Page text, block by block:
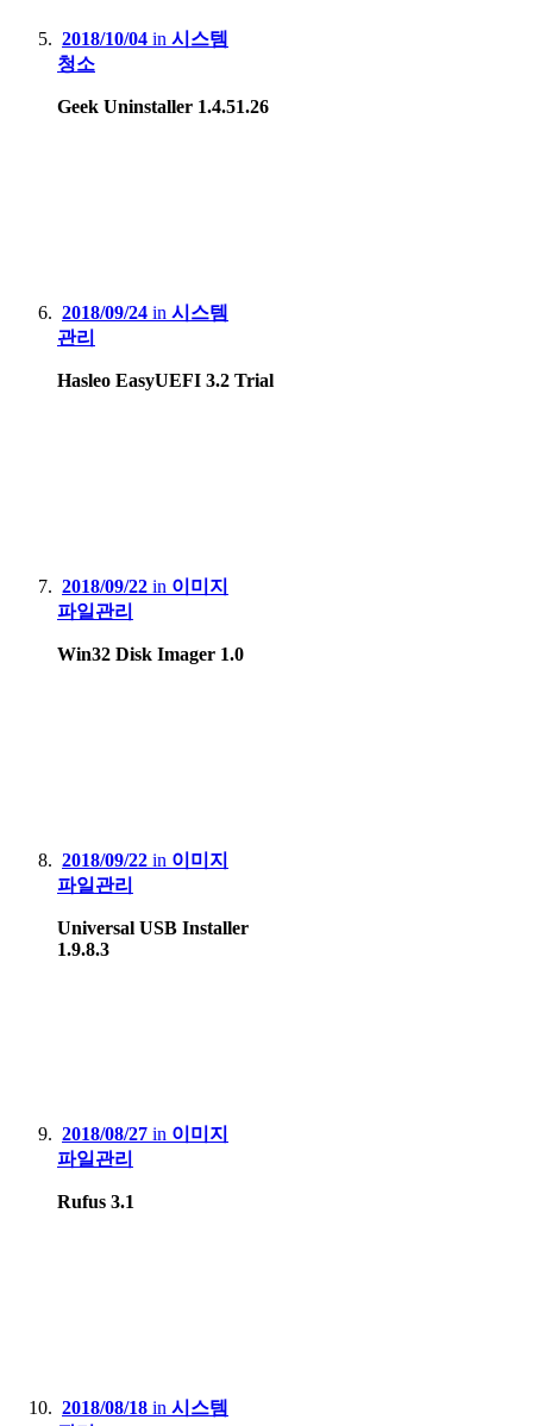
2018/10/04 in 시스템
청소
Geek Uninstaller 1.4.51.26
2018/09/24 in 시스템
관리
Hasleo EasyUEFI 3.2 Trial
2018/09/22 in 이미지
파일관리
Win32 Disk Imager 1.0
2018/09/22 in 이미지
파일관리
Universal USB Installer
1.9.8.3
2018/08/27 in 이미지
파일관리
Rufus 3.1
2018/08/18 in 시스템